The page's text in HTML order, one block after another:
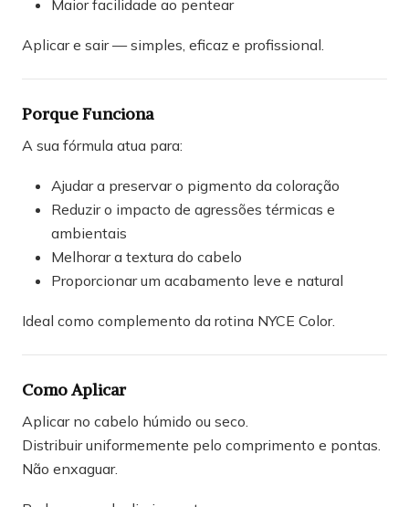
Maior facilidade ao pentear
Aplicar e sair — simples, eficaz e profissional.
Porque Funciona
A sua fórmula atua para:
Ajudar a preservar o pigmento da coloração
Reduzir o impacto de agressões térmicas e
ambientais
Melhorar a textura do cabelo
Proporcionar um acabamento leve e natural
Ideal como complemento da rotina NYCE Color.
Como Aplicar
Aplicar no cabelo húmido ou seco.
Distribuir uniformemente pelo comprimento e pontas.
Não enxaguar.